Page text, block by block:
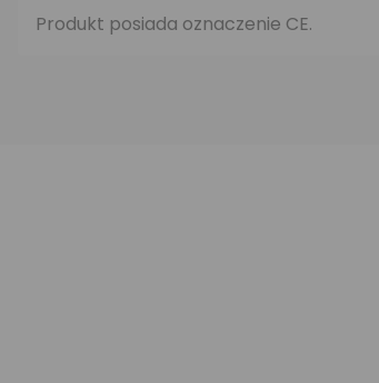
Produkt posiada oznaczenie CE.